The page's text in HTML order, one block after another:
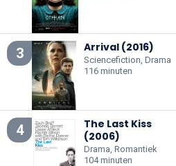
3 Arrival (2016)
Sciencefiction, Drama
116 minuten
4
The Last Kiss
(2006)
Drama, Romantiek
104 minuten